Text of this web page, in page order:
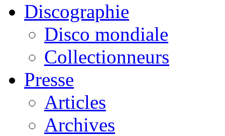
Discographie
Disco mondiale
Collectionneurs
Presse
Articles
Archives